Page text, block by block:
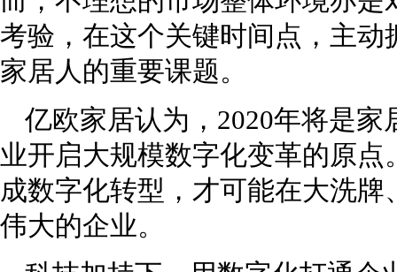
考验，在这个关键时间点，主
家居人的重要课题。
亿欧家居认为，2020年将是
业开启大规模数字化变革的原
成数字化转型，才可能在大洗
伟大的企业。